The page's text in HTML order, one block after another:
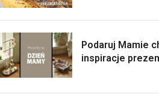
Podaruj Mamie
inspiracje